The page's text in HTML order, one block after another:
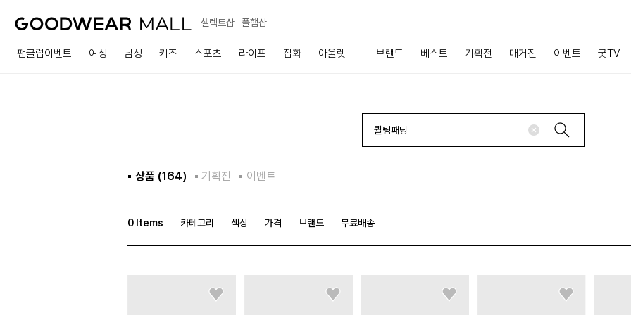
셀렉트샵 폴햄샵
팬클럽이벤트 여성 남성 키즈 스포츠 라이프 잡화 아울렛 브랜드 베스트 기획전 매거진 이벤트 굿TV
상품 (164) 기획전 이벤트
0 Items 카테고리 색상 가격 브랜드 무료배송